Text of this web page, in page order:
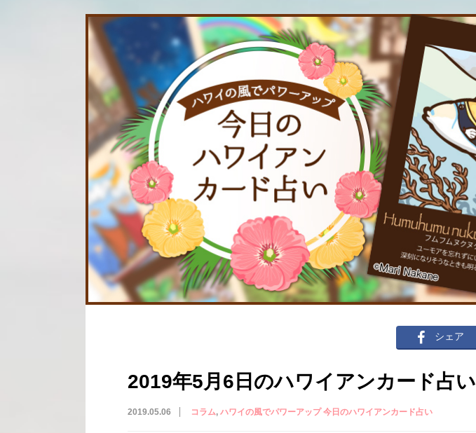
シェア
2019年5月6日のハワイアンカード占い
2019.05.06 コラム ハワイの風でパワーアップ 今日のハワイアンカード占い